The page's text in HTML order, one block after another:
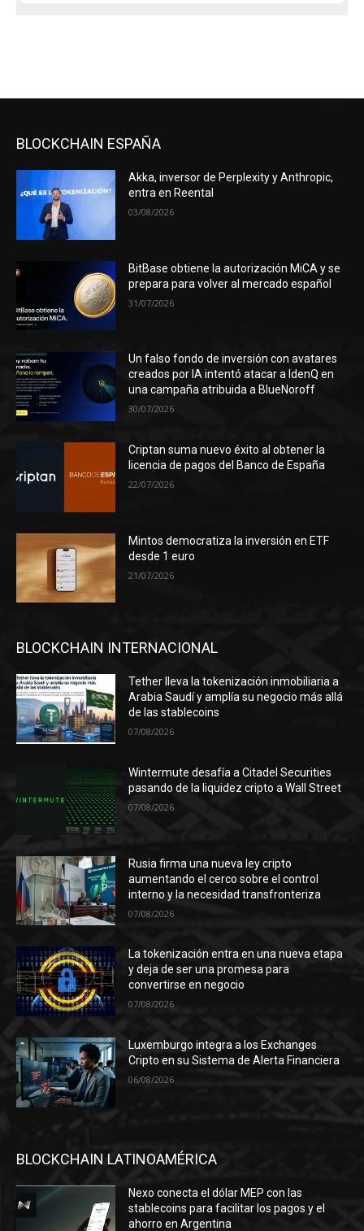
BLOCKCHAIN ESPAÑA
Akka, inversor de Perplexity y Anthropic,
entra en Reental
03/08/2026
BitBase obtiene la autorización MiCA y se
prepara para volver al mercado español
31/07/2026
Un falso fondo de inversión con avatares
creados por IA intentó atacar a IdenQ en
una campaña atribuida a BlueNoroff
30/07/2026
Criptan suma nuevo éxito al obtener la
licencia de pagos del Banco de España
22/07/2026
Mintos democratiza la inversión en ETF
desde 1 euro
21/07/2026
BLOCKCHAIN INTERNACIONAL
Tether lleva la tokenización inmobiliaria a
Arabia Saudí y amplía su negocio más allá
de las stablecoins
07/08/2026
Wintermute desafía a Citadel Securities
pasando de la liquidez cripto a Wall Street
07/08/2026
Rusia firma una nueva ley cripto
aumentando el cerco sobre el control
interno y la necesidad transfronteriza
07/08/2026
La tokenización entra en una nueva etapa
y deja de ser una promesa para
convertirse en negocio
07/08/2026
Luxemburgo integra a los Exchanges
Cripto en su Sistema de Alerta Financiera
06/08/2026
BLOCKCHAIN LATINOAMÉRICA
Nexo conecta el dólar MEP con las
stablecoins para facilitar los pagos y el
ahorro en Argentina